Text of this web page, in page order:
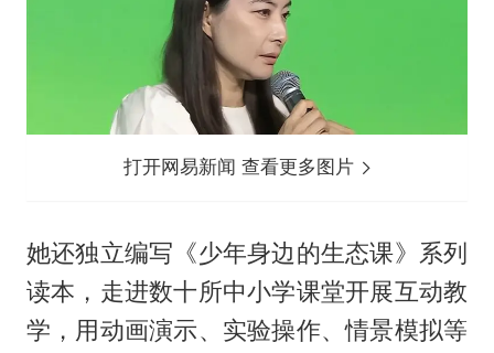
打开网易新闻 查看更多图片
她还独立编写《少年身边的生态课》系列
读本，走进数十所中小学课堂开展互动教
学，用动画演示、实验操作、情景模拟等